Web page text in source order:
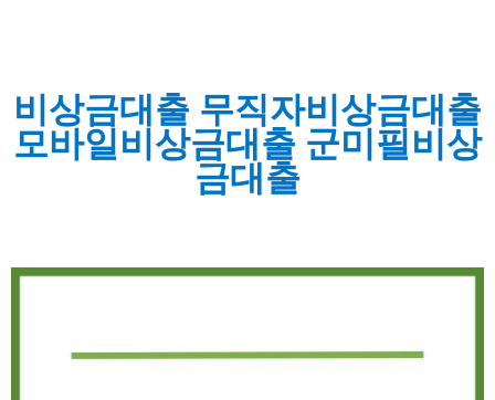
비상금대출 무직자비상금대출
모바일비상금대출 군미필비상
금대출